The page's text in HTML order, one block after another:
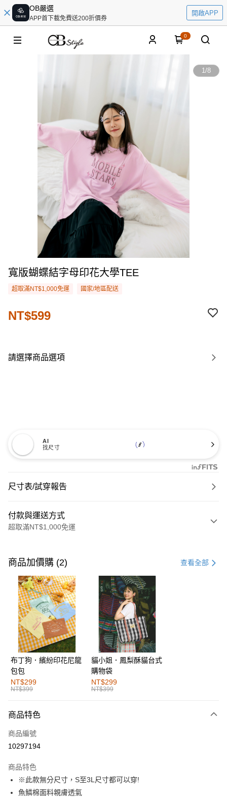
OB嚴選
APP首下載免費送200折價券
開啟APP
0
1/8
寬版蝴蝶結字母印花大學TEE
超取滿NT$1,000免運 國家/地區配送
NT$599
請選擇商品選項
AI
找尺寸
尺寸表/試穿報告
付款與運送方式
超取滿NT$1,000免運
信用卡一次付款
購物金
超商取貨付款
LINE Pay
街口支付
運送方式
全家取貨付款
每筆NT$60，滿NT$1,000(含以上)免運費
付款後全家取貨
萊爾富取貨付款
付款後萊爾富取貨
每筆NT$60，滿NT$1,000(含以上)免運費
商品加價購 (2) 查看全部
布丁狗．繽紛印花尼龍
包包
NT$299
NT$399
貓小姐．鳳梨酥貓台式
購物袋
NT$299
NT$399
商品特色
商品編號
10297194
商品特色
※此款無分尺寸，S至3L尺寸都可以穿!
魚鱗棉面料親膚透氣